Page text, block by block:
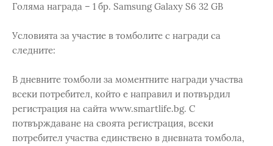
Голяма награда – 1 бр. Samsung Galaxy S6 32 GB
Условията за участие в томболите с награди са
следните:
В дневните томболи за моментните награди участва
всеки потребител, който е направил и потвърдил
регистрация на сайта www.smartlife.bg. С
потвърждаване на своята регистрация, всеки
потребител участва единствено в дневната томбола,